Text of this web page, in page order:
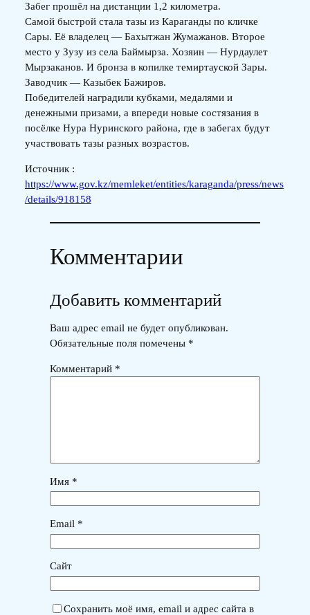
Забег прошёл на дистанции 1,2 километра.
Самой быстрой стала тазы из Караганды по кличке
Сары. Её владелец — Бахытжан Жумажанов. Второе
место у Зузу из села Баймырза. Хозяин — Нурдаулет
Мырзаканов. И бронза в копилке темиртауской Зары.
Заводчик — Казыбек Бажиров.
Победителей наградили кубками, медалями и
денежными призами, а впереди новые состязания в
посёлке Нура Нуринского района, где в забегах будут
участвовать тазы разных возрастов.
Источник :
https://www.gov.kz/memleket/entities/karaganda/press/news
/details/918158
Комментарии
Добавить комментарий
Ваш адрес email не будет опубликован.
Обязательные поля помечены *
Комментарий *
Имя *
Email *
Сайт
Сохранить моё имя, email и адрес сайта в